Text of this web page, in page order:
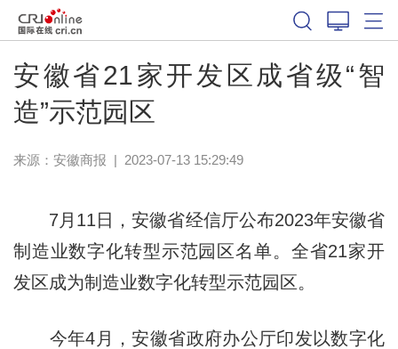
安徽省21家开发区成省级“智
造”示范园区
来源： 安徽商报 | 2023-07-13 15:29:49
7月11日，安徽省经信厅公布2023年安徽省
制造业数字化转型示范园区名单。全省21家开
发区成为制造业数字化转型示范园区。
今年4月，安徽省政府办公厅印发以数字化